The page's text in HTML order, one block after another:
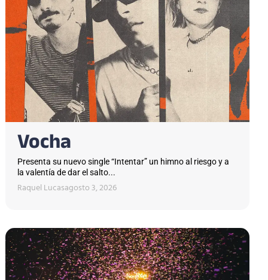
Vocha
Presenta su nuevo single “Intentar” un himno al riesgo y a
la valentía de dar el salto...
Raquel Lucasagosto 3, 2026